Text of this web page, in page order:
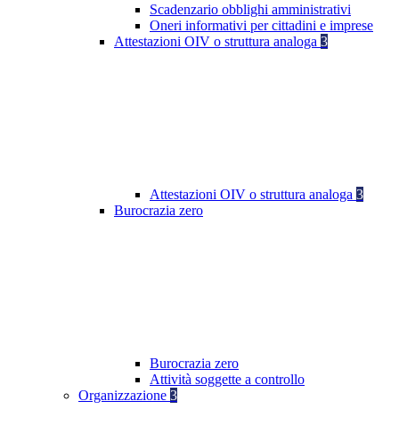
Scadenzario obblighi amministrativi
Oneri informativi per cittadini e imprese
Attestazioni OIV o struttura analoga 3
Attestazioni OIV o struttura analoga 3
Burocrazia zero
Burocrazia zero
Attività soggette a controllo
Organizzazione 3